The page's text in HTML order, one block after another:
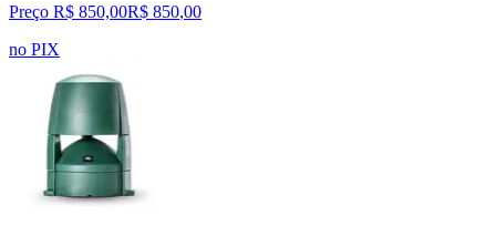
Preço R$ 850,00R$ 850,00
no PIX